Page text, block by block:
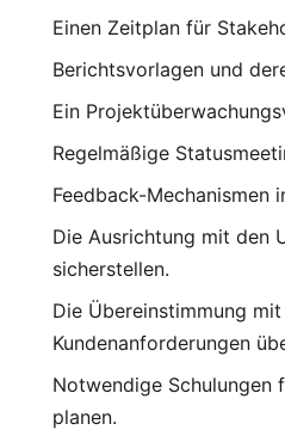
Einen Zeitplan für
Berichtsvorlagen und
Ein
Regelmäßige
Feedback-Mechanismen
Die Ausrichtung mit den
sicherstellen.
Die Übereinstimmung
Kundenanforderungen
Notwendige Schulungen
planen.